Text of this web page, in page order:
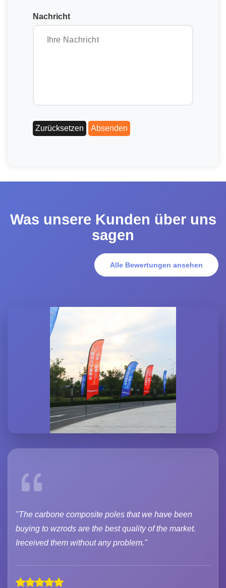
Nachricht
Was unsere Kunden über uns
sagen
Alle Bewertungen ansehen
"The carbone composite poles that we have been
buying to wzrods are the best quality of the market.
Ireceived them without any problem."